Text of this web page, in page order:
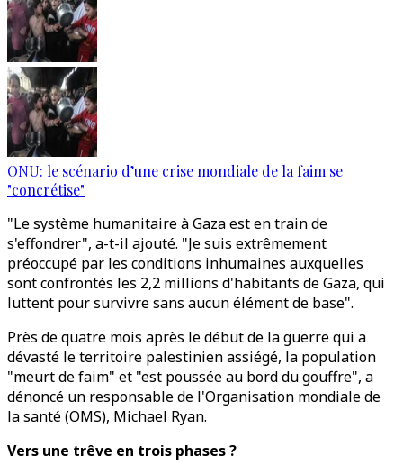
ONU: le scénario d’une crise mondiale de la faim se
"concrétise"
"Le système humanitaire à Gaza est en train de
s'effondrer", a-t-il ajouté. "Je suis extrêmement
préoccupé par les conditions inhumaines auxquelles
sont confrontés les 2,2 millions d'habitants de Gaza, qui
luttent pour survivre sans aucun élément de base".
Près de quatre mois après le début de la guerre qui a
dévasté le territoire palestinien assiégé, la population
"meurt de faim" et "est poussée au bord du gouffre", a
dénoncé un responsable de l'Organisation mondiale de
la santé (OMS), Michael Ryan.
Vers une trêve en trois phases ?